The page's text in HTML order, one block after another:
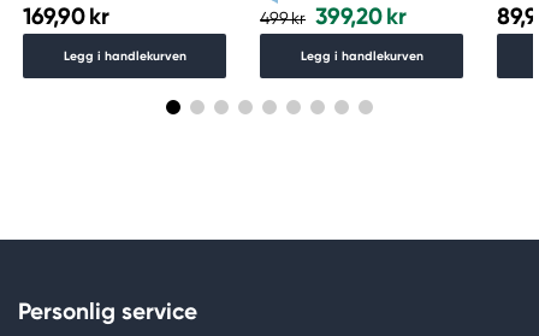
169,90 kr
Legg i handlekurven
499 kr 399,20 kr
Legg i handlekurven
Personlig service